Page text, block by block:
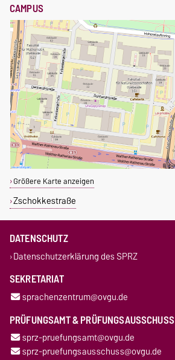
CAMPUS
Größere Karte anzeigen
Zschokkestraße
DATENSCHUTZ
Datenschutzerklärung des SPRZ
SEKRETARIAT
sprachenzentrum@ovgu.de
PRÜFUNGSAMT & PRÜFUNGSAUSSCHUSS
sprz-pruefungsamt@ovgu.de
sprz-pruefungsausschuss@ovgu.de